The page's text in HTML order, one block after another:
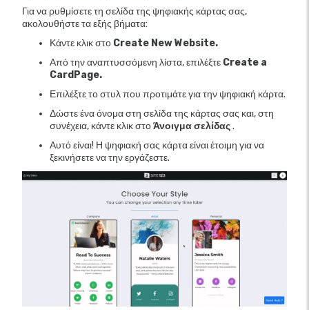
Για να ρυθμίσετε τη σελίδα της ψηφιακής κάρτας σας,
ακολουθήστε τα εξής βήματα:
Κάντε κλικ στο Create New Website.
Από την αναπτυσσόμενη λίστα, επιλέξτε Create a
CardPage.
Επιλέξτε το στυλ που προτιμάτε για την ψηφιακή κάρτα.
Δώστε ένα όνομα στη σελίδα της κάρτας σας και, στη
συνέχεια, κάντε κλικ στοΆνοιγμα σελίδας.
Αυτό είναι! Η ψηφιακή σας κάρτα είναι έτοιμη για να
ξεκινήσετε να την εργάζεστε.